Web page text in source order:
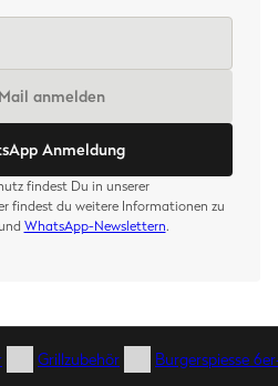
anmelden
Anmeldung
findest Du in unserer
findest du weitere Informationen zu
WhatsApp-Newslettern.
Grillzubehör Burgerspiesse